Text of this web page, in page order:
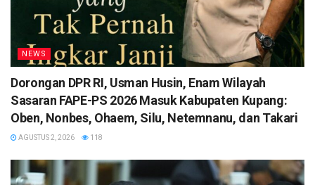
NEWS
Dorongan DPR RI, Usman Husin, Enam Wilayah
Sasaran FAPE-PS 2026 Masuk Kabupaten Kupang:
Oben, Nonbes, Ohaem, Silu, Netemnanu, dan Takari
AGUSTUS 2, 2026 118